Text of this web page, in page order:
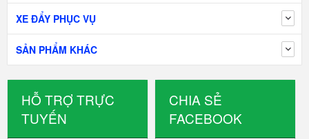
XE ĐẨY PHỤC VỤ
SẢN PHẨM KHÁC
HỖ TRỢ TRỰC
TUYẾN
CHIA SẺ
FACEBOOK